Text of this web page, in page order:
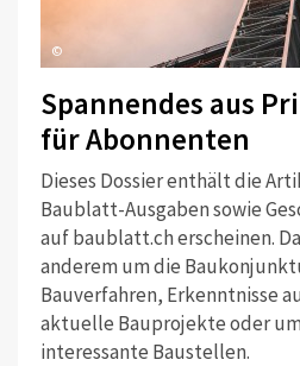
©
Spannendes aus
für Abonnenten
Dieses Dossier enthält die
Baublatt-Ausgaben sowie
auf baublatt.ch erscheinen.
anderem um die
Bauverfahren, Erkenntnisse
aktuelle Bauprojekte oder
interessante Baustellen.